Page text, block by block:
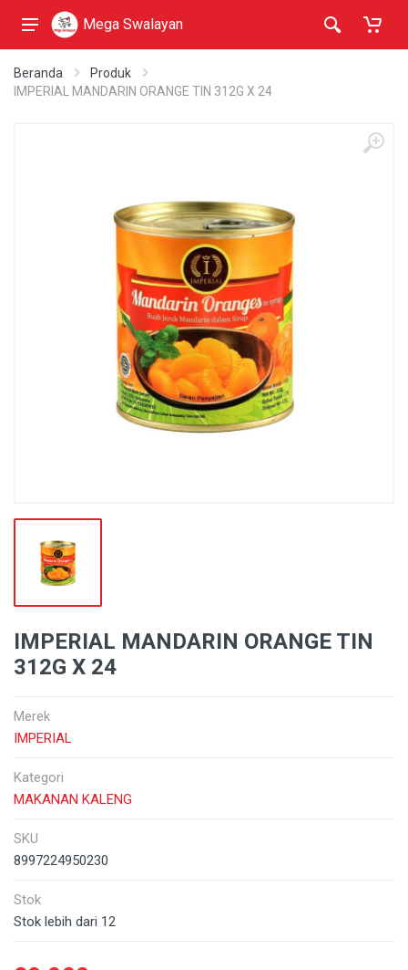
Mega Swalayan
Beranda
Produk
IMPERIAL MANDARIN ORANGE TIN 312G X 24
IMPERIAL MANDARIN ORANGE TIN
312G X 24
Merek
IMPERIAL
Kategori
MAKANAN KALENG
SKU
8997224950230
Stok
Stok lebih dari 12